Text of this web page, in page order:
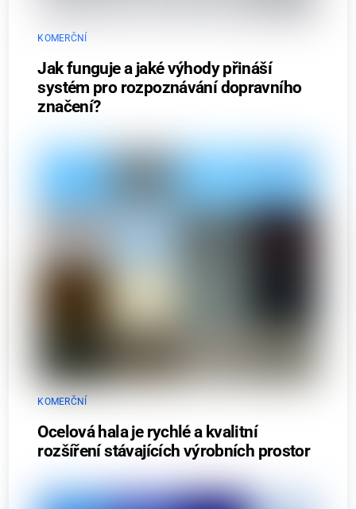
KOMERČNÍ
Jak funguje a jaké výhody přináší
systém pro rozpoznávání dopravního
značení?
KOMERČNÍ
Ocelová hala je rychlé a kvalitní
rozšíření stávajících výrobních prostor